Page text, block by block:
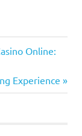
Online:
Experience